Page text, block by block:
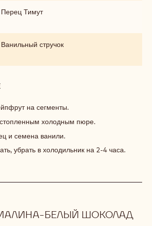
Перец Тимут
Ванильный стручок
ГРЕЙПФРУТАна сегменты.
холодным пюре.
и семена ванили.
убрать в холодильник на 2-4 часа.
БЕЛЫЙ ШОКОЛАД